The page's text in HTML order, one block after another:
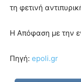
τη φετινή
Η Απόφαση με την
Πηγή: epoli.gr